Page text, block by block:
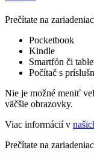
Prečítate na
Pocketbook
Kindle
Smartfón či
Počítač s
Nie je možné meniť
väčšie obrazovky.
Viac informácií v
Prečítate na